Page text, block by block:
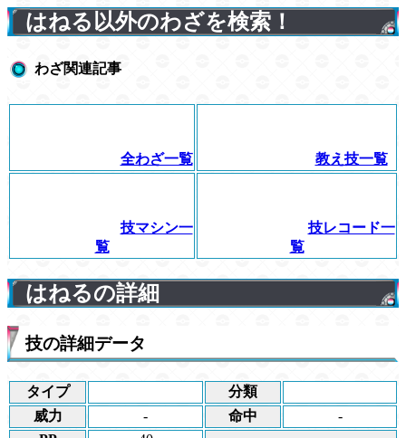
はねる以外のわざを検索！
わざ関連記事
全わざ一覧 教え技一覧
技マシン一
覧
技レコード一
覧
はねるの詳細
技の詳細データ
タイプ
分類
威力
- 命中
-